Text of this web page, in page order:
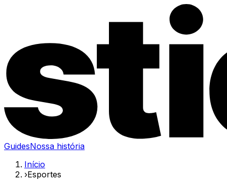
GuidesNossa história
Início
›Esportes